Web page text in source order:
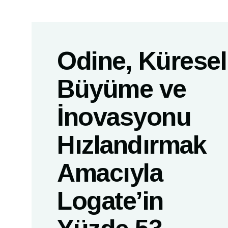
Odine, Küresel
Büyüme ve
İnovasyonu
Hızlandırmak
Amacıyla
Logate’in